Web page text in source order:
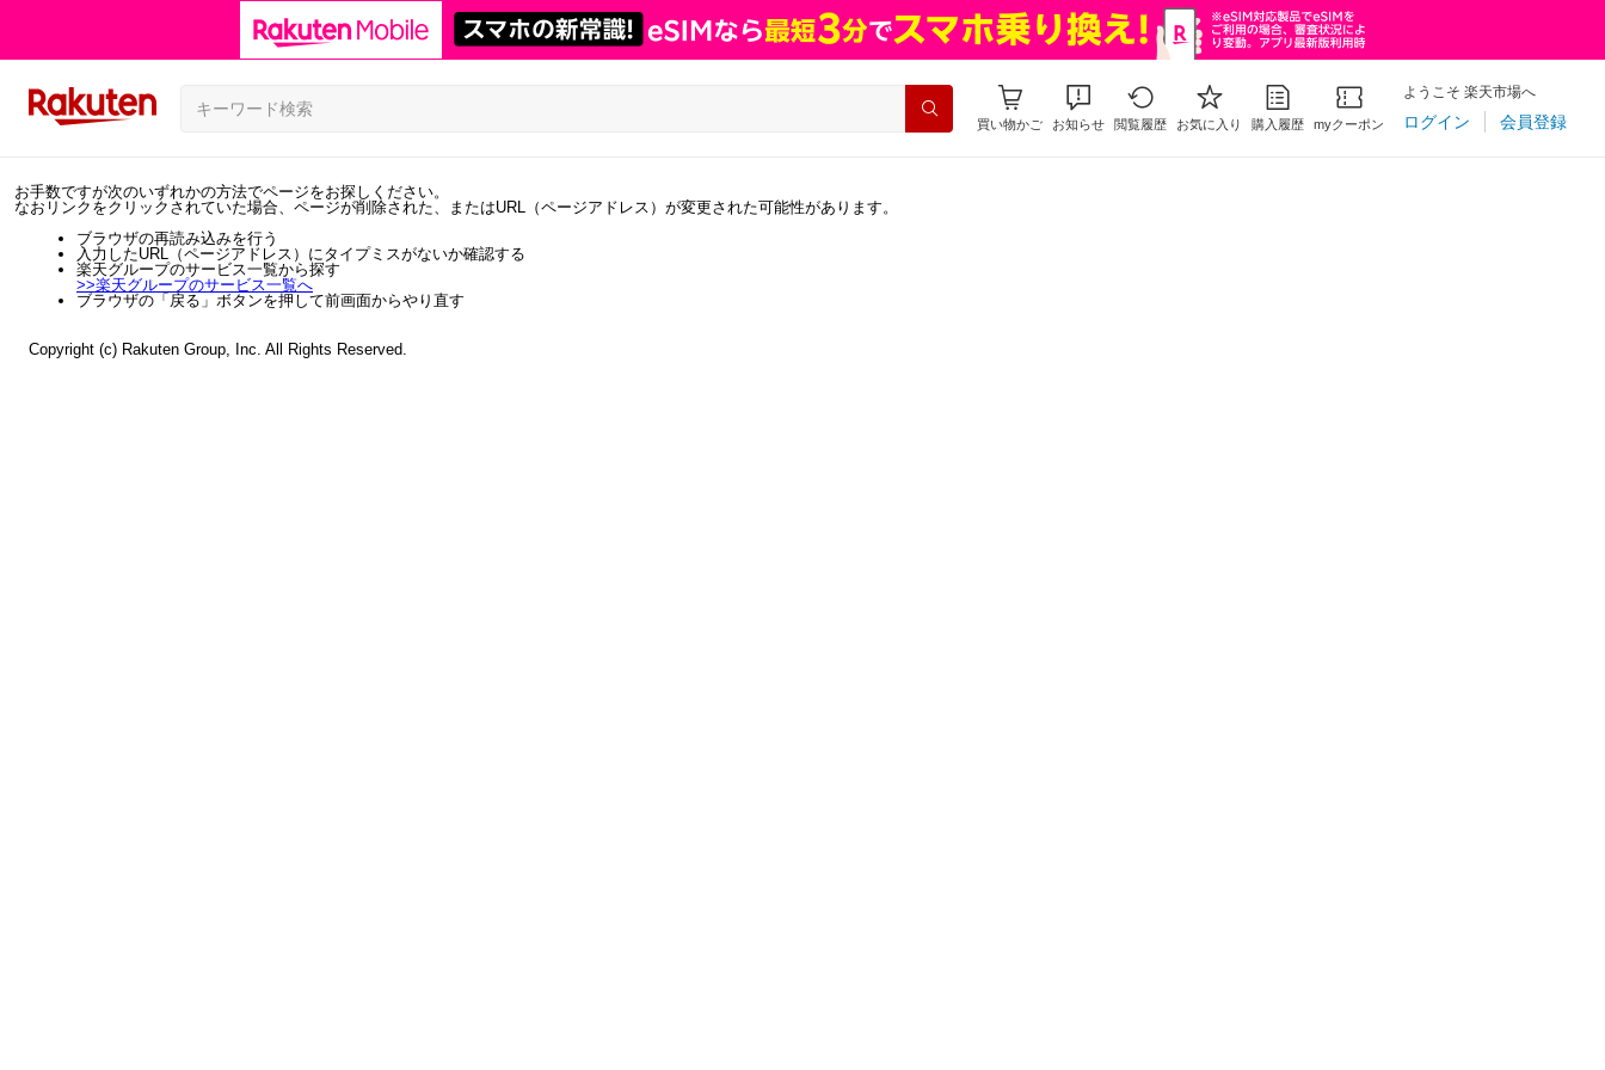
買い物かご お知らせ 閲覧履歴 お気に入り 購入履歴 myクーポン
ようこそ 楽天市場へ
ログイン 会員登録
お手数ですが次のいずれかの方法でページをお探しください。
なおリンクをクリックされていた場合、ページが削除された、またはURL（ページアドレス）が変更された可能性があります。
ブラウザの再読み込みを行う
入力したURL（ページアドレス）にタイプミスがないか確認する
楽天グループのサービス一覧から探す
>>楽天グループのサービス一覧へ
ブラウザの「戻る」ボタンを押して前画面からやり直す
Copyright (c) Rakuten Group, Inc. All Rights Reserved.